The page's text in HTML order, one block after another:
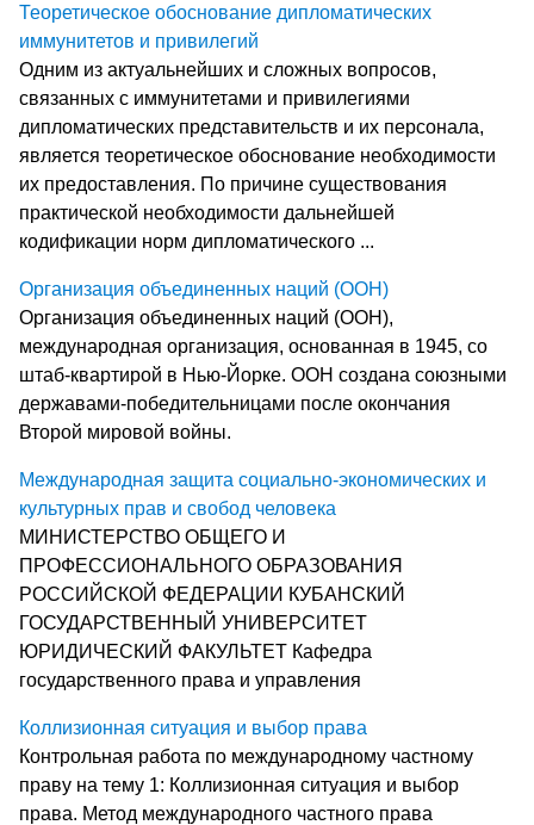
Теоретическое обоснование дипломатических
иммунитетов и привилегий
Одним из актуальнейших и сложных вопросов,
связанных с иммунитетами и привилегиями
дипломатических представительств и их персонала,
является теоретическое обоснование необходимости
их предоставления. По причине существования
практической необходимости дальнейшей
кодификации норм дипломатического ...
Организация объединенных наций (ООН)
Организация объединенных наций (ООН),
международная организация, основанная в 1945, со
штаб-квартирой в Нью-Йорке. ООН создана союзными
державами-победительницами после окончания
Второй мировой войны.
Международная защита социально-экономических и
культурных прав и свобод человека
МИНИСТЕРСТВО ОБЩЕГО И
ПРОФЕССИОНАЛЬНОГО ОБРАЗОВАНИЯ
РОССИЙСКОЙ ФЕДЕРАЦИИ КУБАНСКИЙ
ГОСУДАРСТВЕННЫЙ УНИВЕРСИТЕТ
ЮРИДИЧЕСКИЙ ФАКУЛЬТЕТ Кафедра
государственного права и управления
Коллизионная ситуация и выбор права
Контрольная работа по международному частному
праву на тему 1: Коллизионная ситуация и выбор
права. Метод международного частного права